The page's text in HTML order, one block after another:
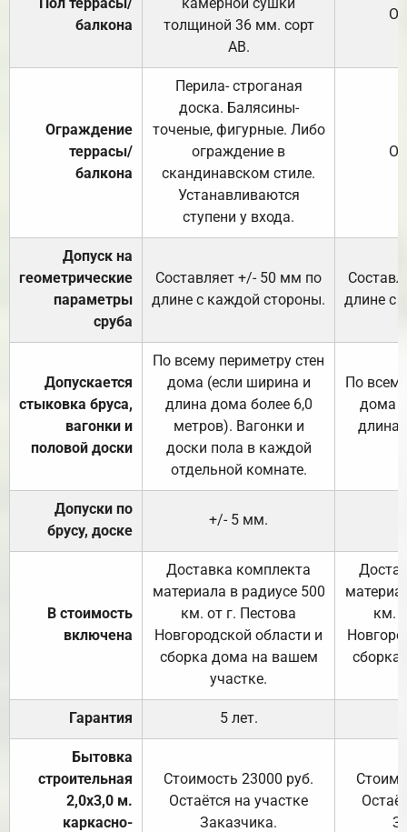
балкона
толщиной 36 мм. сорт
АВ.
Ограждение
террасы/
балкона
Перила- строганая
доска. Балясины-
точеные, фигурные. Либо
ограждение в
скандинавском стиле.
Устанавливаются
ступени у входа.
Допуск на
геометрические
параметры
сруба
Составляет +/- 50 мм по
длине с каждой стороны.
длине с
Допускается
стыковка бруса,
вагонки и
половой доски
По всему периметру стен
дома (если ширина и
длина дома более 6,0
метров). Вагонки и
доски пола в каждой
отдельной комнате.
По
дома
длина
Допуски по
брусу, доске
+/- 5 мм.
В стоимость
включена
Доставка комплекта
материала в радиусе 500
км. от г. Пестова
Новгородской области и
сборка дома на вашем
участке.
км.
Гарантия 5 лет.
Бытовка
строительная
2,0х3,0 м.
каркасно-
Стоимость 23000 руб.
Остаётся на участке
Заказчика.